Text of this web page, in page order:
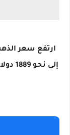
ارتفع سعر